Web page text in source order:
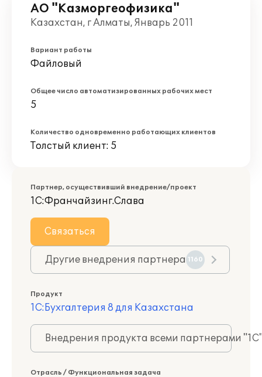
АО "Казморгеофизика"
Казахстан, г Алматы, Январь 2011
Вариант работы
Файловый
Общее число автоматизированных рабочих мест
5
Количество одновременно работающих клиентов
Толстый клиент: 5
Партнер, осуществивший внедрение/проект
1С:Франчайзинг.Слава
Связаться
Другие внедрения партнера 1160
Продукт
1С:Бухгалтерия 8 для Казахстана
Внедрения продукта всеми партнерами
Отрасль / Функциональная задача